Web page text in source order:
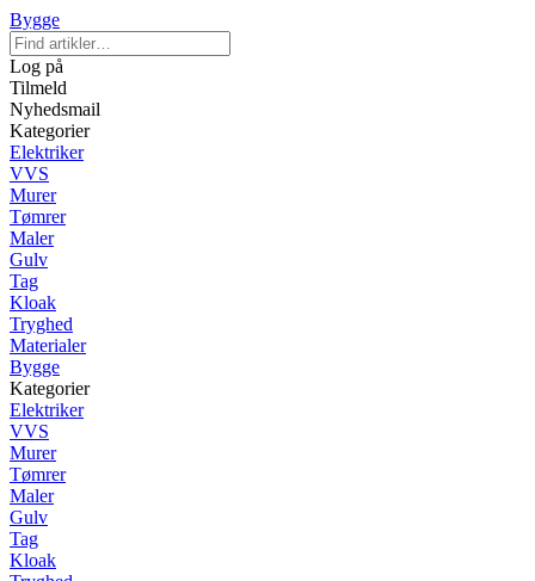
Bygge
Log på
Tilmeld
Nyhedsmail
Kategorier
Elektriker
VVS
Murer
Tømrer
Maler
Gulv
Tag
Kloak
Tryghed
Materialer
Bygge
Kategorier
Elektriker
VVS
Murer
Tømrer
Maler
Gulv
Tag
Kloak